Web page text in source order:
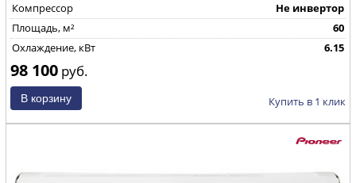
Компрессор
Не инвертор
Площадь, м²
60
Охлаждение, кВт
6.15
98 100 руб.
Купить в 1 клик